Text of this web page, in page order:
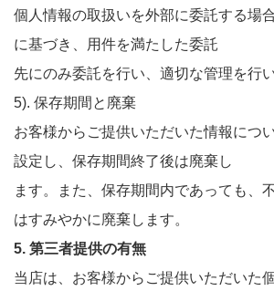
個人情報の取扱いを外部に委託する場
に基づき、用件を満たした委託
先にのみ委託を行い、適切な管理を行い
5). 保存期間と廃棄
お客様からご提供いただいた情報につ
設定し、保存期間終了後は廃棄し
ます。また、保存期間内であっても、
はすみやかに廃棄します。
5. 第三者提供の有無
当店は、お客様からご提供いただいた